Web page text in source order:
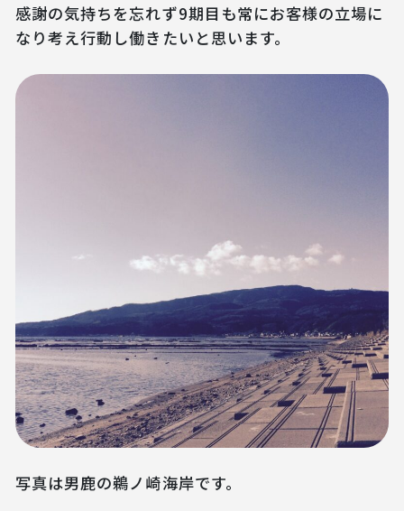
感謝の気持ちを忘れず9期目も常にお客様の立場に
なり考え行動し働きたいと思います。
写真は男鹿の鵜ノ崎海岸です。